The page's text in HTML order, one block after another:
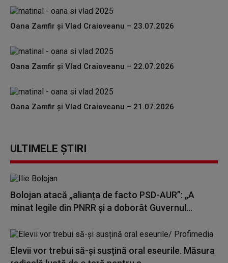
Oana Zamfir și Vlad Craioveanu – 23.07.2026
Oana Zamfir și Vlad Craioveanu – 22.07.2026
Oana Zamfir și Vlad Craioveanu – 21.07.2026
ULTIMELE ȘTIRI
Bolojan atacă „alianța de facto PSD-AUR”: „A
minat legile din PNRR și a doborât Guvernul...
Elevii vor trebui să-și susțină oral eseurile. Măsura